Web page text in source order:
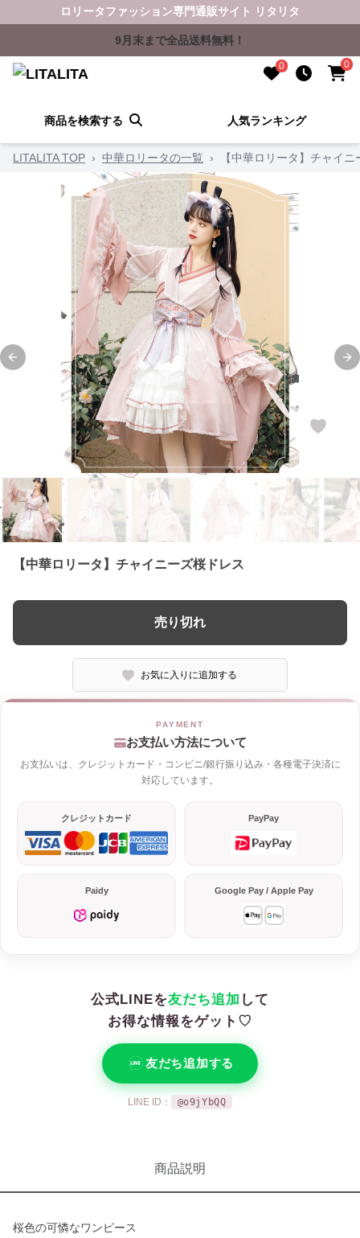
ロリータファッション専門通販サイト リタリタ
9月末まで全品送料無料！
0 0
商品を検索する 人気ランキング
LITALITA TOP › 中華ロリータの一覧 › 【中華ロリータ】チャイ
Previous slide
【中華ロリータ】チャイニーズ桜ドレス
売り切れ
お気に入りに追加する
お支払い方法について
お支払いは、クレジットカード・コンビニ/銀行振り込み・各種電子決済に
対応しています。
クレジットカード PayPay
Paidy Google Pay / Apple Pay
公式LINEを友だち追加 して
お得な情報をゲット♡
友だち追加する
LINE ID： @o9jYbQQ
商品説明
桜色の可憐なワンピース